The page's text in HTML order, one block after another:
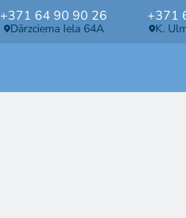
+371 64 90 90 26
Dārzciema Iela 64A
+371
K.